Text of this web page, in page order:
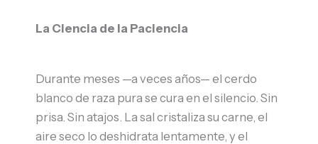
La Ciencia de la Paciencia
Durante meses —a veces años— el cerdo
blanco de raza pura se cura en el silencio. Sin
prisa. Sin atajos. La sal cristaliza su carne, el
aire seco lo deshidrata lentamente, y el